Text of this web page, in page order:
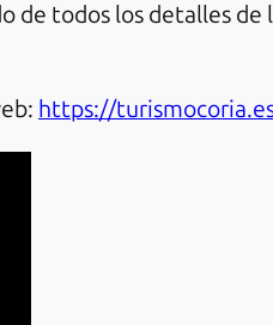
de todos los detalles de
https://